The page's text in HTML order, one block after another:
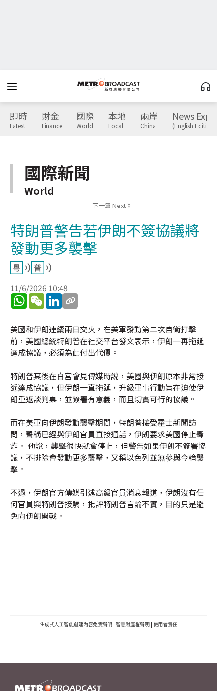
即時
Latest
財金
Finance
國際
World
本地
Local
兩岸
China
News
(English Edition)
國際新聞
World
下一篇 Next 》
特朗普警告若伊朗不簽協議將
發動更多襲擊
11/6/2026 10:48
WhatsApp
WeChatLinkedIn
美國和伊朗連續兩日交火，在美軍發動第二次自衛打擊
前，美國總統特朗普在社交平台發文表示，伊朗一再拖延
達成協議，必須為此付出代價。
特朗普其後在白宮會見傳媒時說，美國與伊朗原本非常接
近達成協議，但伊朗一直拖延，升級軍事行動旨在迫使伊
朗重返談判桌，並簽署有意義，而且切實可行的協議。
而在美軍向伊朗發動襲擊期間，特朗普接受霍士新聞訪
問，聲稱已經與伊朗官員直接通話，伊朗要求美國停止轟
炸。 他說，襲擊很快就會停止，但警告如果伊朗不簽署協
議，不排除會發動更多襲擊，又稱以色列並無參與今輪襲
擊。
不過，伊朗官方傳媒引述高級官員消息報道，伊朗沒有任
何官員與特朗普接觸，批評特朗普言論不實，目的只是避
免向伊朗開戰。
生成式人工智能創建內容免責聲明 | 智慧財產權聲明 | 使用者責任